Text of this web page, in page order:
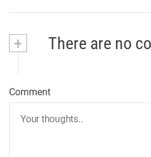
+ There are no
Comment